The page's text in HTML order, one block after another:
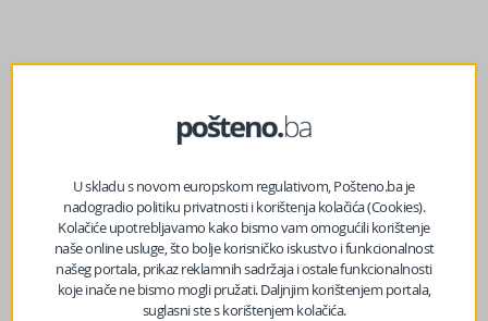
U skladu s novom europskom regulativom, Pošteno.ba je
nadogradio politiku privatnosti i korištenja kolačića (Cookies).
Kolačiće upotrebljavamo kako bismo vam omogućili korištenje
naše online usluge, što bolje korisničko iskustvo i funkcionalnost
našeg portala, prikaz reklamnih sadržaja i ostale funkcionalnosti
koje inače ne bismo mogli pružati. Daljnjim korištenjem portala,
suglasni ste s korištenjem kolačića.